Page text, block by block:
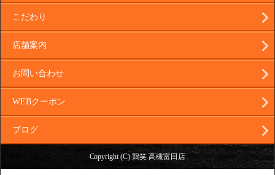
こだわり
店舗案内
お問い合わせ
WEBクーポン
ブログ
Copyright (C) 鶏笑 高槻富田店